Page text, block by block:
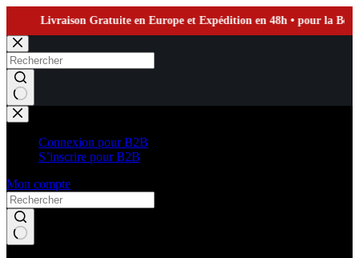
Livraison Gratuite en Europe et Expédition en 48h • pour la
Passer
au
contenu
Aucun
résultat
Connexion pour B2B
S’inscrire pour B2B
Mon compte